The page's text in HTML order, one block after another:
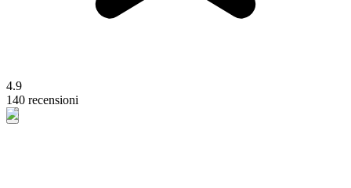
4.9
140 recensioni